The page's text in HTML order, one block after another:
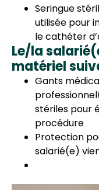
Seringue
utilisée pour
le cathéter
Le/la
matériel
Gants
stériles pour
procédure
Protection
salarié(e)